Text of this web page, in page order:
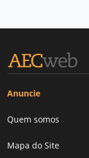
Anuncie
Quem somos
Mapa do Site